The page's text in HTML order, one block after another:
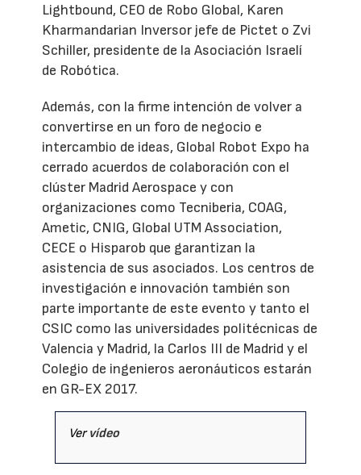
Lightbound, CEO de Robo Global, Karen
Kharmandarian Inversor jefe de Pictet o Zvi
Schiller, presidente de la Asociación Israelí
de Robótica.
Además, con la firme intención de volver a
convertirse en un foro de negocio e
intercambio de ideas, Global Robot Expo ha
cerrado acuerdos de colaboración con el
clúster Madrid Aerospace y con
organizaciones como Tecniberia, COAG,
Ametic, CNIG, Global UTM Association,
CECE o Hisparob que garantizan la
asistencia de sus asociados. Los centros de
investigación e innovación también son
parte importante de este evento y tanto el
CSIC como las universidades politécnicas de
Valencia y Madrid, la Carlos III de Madrid y el
Colegio de ingenieros aeronáuticos estarán
en GR-EX 2017.
Vervídeo